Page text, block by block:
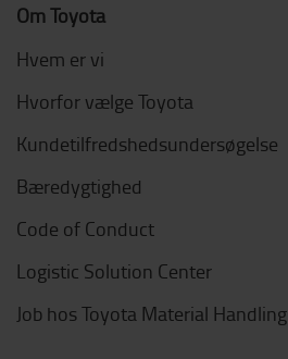
Om Toyota
Hvem er vi
Hvorfor vælge Toyota
Kundetilfredshedsundersøgelse
Bæredygtighed
Code of Conduct
Logistic Solution Center
Job hos Toyota Material Handling